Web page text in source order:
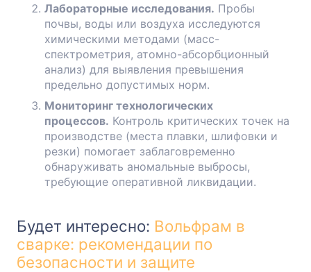
Лабораторные исследования. Пробы
почвы, воды или воздуха исследуются
химическими методами (масс-
спектрометрия, атомно-абсорбционный
анализ) для выявления превышения
предельно допустимых норм.
Мониторинг технологических
процессов. Контроль критических точек на
производстве (места плавки, шлифовки и
резки) помогает заблаговременно
обнаруживать аномальные выбросы,
требующие оперативной ликвидации.
Будет интересно: Вольфрам в
сварке: рекомендации по
безопасности и защите